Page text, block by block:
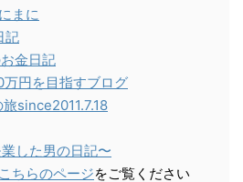
まに
記
金日記
円を目指すブログ
since2011.7.18
した男の日記〜
こちらのページをご覧ください